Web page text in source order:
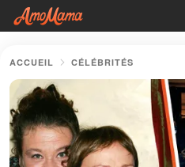
ACCUEIL CÉLÉBRITÉS